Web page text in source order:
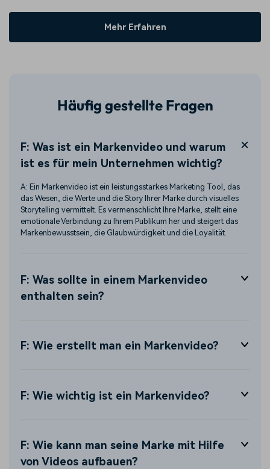
Mehr Erfahren
Häufig gestellte Fragen
F: Was ist ein Markenvideo und warum
ist es für mein Unternehmen wichtig?
A: Ein Markenvideo ist ein leistungsstarkes Marketing Tool, das
das Wesen, die Werte und die Story Ihrer Marke durch visuelles
Storytelling vermittelt. Es vermenschlicht Ihre Marke, stellt eine
emotionale Verbindung zu Ihrem Publikum her und steigert das
Markenbewusstsein, die Glaubwürdigkeit und die Loyalität.
F: Was sollte in einem Markenvideo
enthalten sein?
F: Wie erstellt man ein Markenvideo?
F: Wie wichtig ist ein Markenvideo?
F: Wie kann man seine Marke mit Hilfe
von Videos aufbauen?